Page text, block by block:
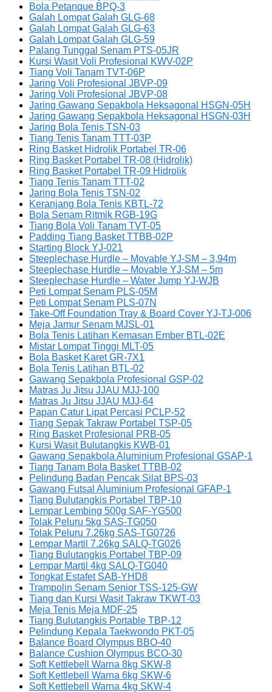
Bola Petanque BPQ-3
Galah Lompat Galah GLG-68
Galah Lompat Galah GLG-63
Galah Lompat Galah GLG-59
Palang Tunggal Senam PTS-05JR
Kursi Wasit Voli Profesional KWV-02P
Tiang Voli Tanam TVT-06P
Jaring Voli Profesional JBVP-09
Jaring Voli Profesional JBVP-08
Jaring Gawang Sepakbola Heksagonal HSGN-05H
Jaring Gawang Sepakbola Heksagonal HSGN-03H
Jaring Bola Tenis TSN-03
Tiang Tenis Tanam TTT-03P
Ring Basket Hidrolik Portabel TR-06
Ring Basket Portabel TR-08 (Hidrolik)
Ring Basket Portabel TR-09 Hidrolik
Tiang Tenis Tanam TTT-02
Jaring Bola Tenis TSN-02
Keranjang Bola Tenis KBTL-72
Bola Senam Ritmik RGB-19G
Tiang Bola Voli Tanam TVT-05
Padding Tiang Basket TTBB-02P
Starting Block YJ-021
Steeplechase Hurdle – Movable YJ-SM – 3,94m
Steeplechase Hurdle – Movable YJ-SM – 5m
Steeplechase Hurdle – Water Jump YJ-WJB
Peti Lompat Senam PLS-05M
Peti Lompat Senam PLS-07N
Take-Off Foundation Tray & Board Cover YJ-TJ-006
Meja Jamur Senam MJSL-01
Bola Tenis Latihan Kemasan Ember BTL-02E
Mistar Lompat Tinggi MLT-05
Bola Basket Karet GR-7X1
Bola Tenis Latihan BTL-02
Gawang Sepakbola Profesional GSP-02
Matras Ju Jitsu JJAU MJJ-100
Matras Ju Jitsu JJAU MJJ-64
Papan Catur Lipat Percasi PCLP-52
Tiang Sepak Takraw Portabel TSP-05
Ring Basket Profesional PRB-05
Kursi Wasit Bulutangkis KWB-01
Gawang Sepakbola Aluminium Profesional GSAP-1
Tiang Tanam Bola Basket TTBB-02
Pelindung Badan Pencak Silat BPS-03
Gawang Futsal Aluminium Profesional GFAP-1
Tiang Bulutangkis Portabel TBP-10
Lempar Lembing 500g SAF-YG500
Tolak Peluru 5kg SAS-TG050
Tolak Peluru 7.26kg SAS-TG0726
Lempar Martil 7.26kg SALQ-TG026
Tiang Bulutangkis Portabel TBP-09
Lempar Martil 4kg SALQ-TG040
Tongkat Estafet SAB-YHD8
Trampolin Senam Senior TSS-125-GW
Tiang dan Kursi Wasit Takraw TKWT-03
Meja Tenis Meja MDF-25
Tiang Bulutangkis Portable TBP-12
Pelindung Kepala Taekwondo PKT-05
Balance Board Olympus BBO-40
Balance Cushion Olympus BCO-30
Soft Kettlebell Warna 8kg SKW-8
Soft Kettlebell Warna 6kg SKW-6
Soft Kettlebell Warna 4kg SKW-4